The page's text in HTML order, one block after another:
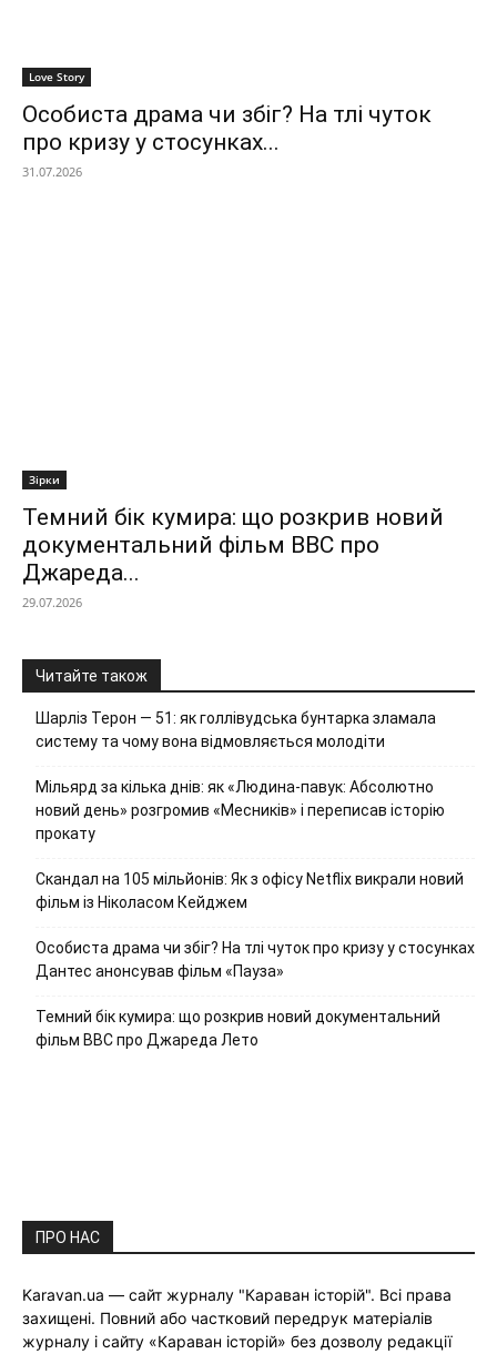
Love Story
Особиста драма чи збіг? На тлі чуток
про кризу у стосунках...
31.07.2026
Зірки
Темний бік кумира: що розкрив новий
документальний фільм ВВС про
Джареда...
29.07.2026
Читайте також
Шарліз Терон — 51: як голлівудська бунтарка зламала
систему та чому вона відмовляється молодіти
Мільярд за кілька днів: як «Людина-павук: Абсолютно
новий день» розгромив «Месників» і переписав історію
прокату
Скандал на 105 мільйонів: Як з офісу Netflix викрали новий
фільм із Ніколасом Кейджем
Особиста драма чи збіг? На тлі чуток про кризу у стосунках
Дантес анонсував фільм «Пауза»
Темний бік кумира: що розкрив новий документальний
фільм ВВС про Джареда Лето
ПРО НАС
Karavan.ua — сайт журналу "Караван історій". Всі права
захищені. Повний або частковий передрук матеріалів
журналу і сайту «Караван історій» без дозволу редакції